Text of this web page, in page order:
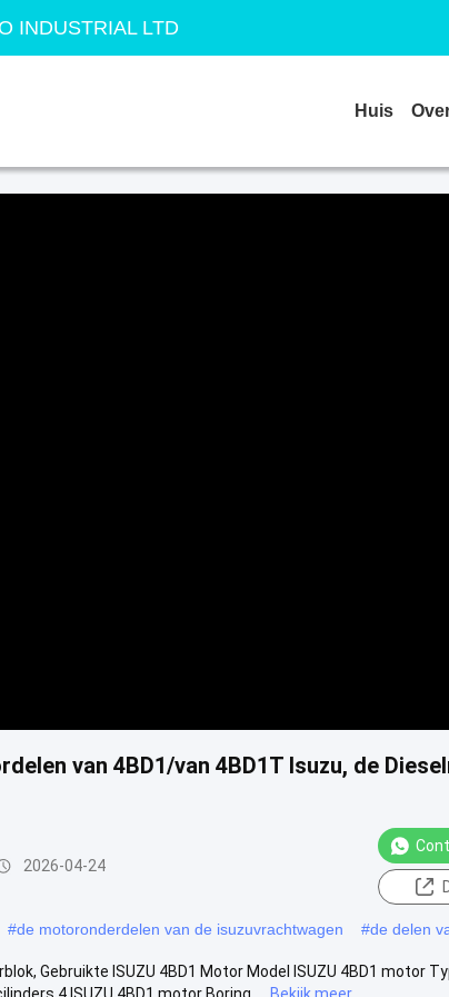
INDUSTRIAL LTD
Huis
van 4BD1/van 4BD1T Isuzu, de
2026-04-24
#de motoronderdelen van de isuzuvrachtwagen #de delen
Gebruikte ISUZU 4BD1 Motor Model ISUZU 4BD1 motor
4 ISUZU 4BD1 motor Boring ...
Bekijk meer